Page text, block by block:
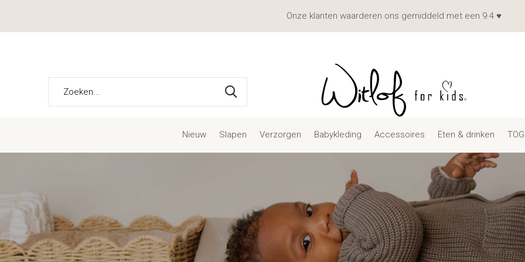
Nieuw Slapen Verzorgen Babykleding Accessoires Eten & drinken
Onze klanten waarderen ons gemiddeld met een 9.4 ♥